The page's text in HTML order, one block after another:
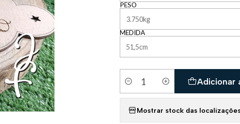
PESO
MEDIDA
Quantidade
Adicionar
Mostrar stock das